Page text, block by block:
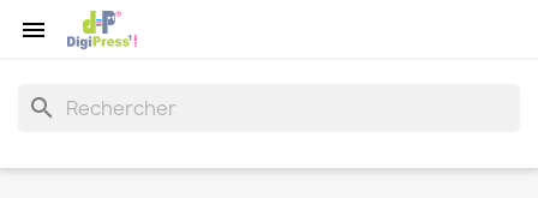

search